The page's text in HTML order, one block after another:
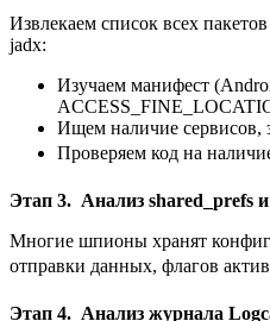
Извлекаем список всех
jadx:
Изучаем манифест
Ищем наличие
Проверяем код на
Этап 3. Анализ shared_prefs
Многие шпионы хранят
отправки данных, флагов
Этап 4. Анализ журнала